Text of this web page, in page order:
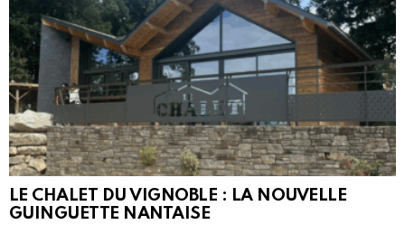
LE CHALET DU VIGNOBLE : LA NOUVELLE
GUINGUETTE NANTAISE